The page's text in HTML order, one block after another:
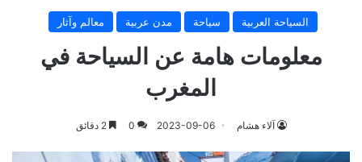
السياحة العربية سياحة مدن عربية معالم وآثار
معلومات هامة عن السياحة في
المغرب
آلاء هشام 2023-09-06
0 2 دقائق